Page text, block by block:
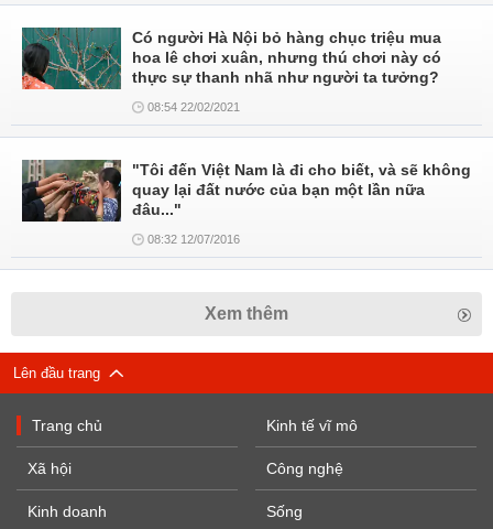
Có người Hà Nội bỏ hàng chục triệu mua
hoa lê chơi xuân, nhưng thú chơi này có
thực sự thanh nhã như người ta tưởng?
08:54 22/02/2021
"Tôi đến Việt Nam là đi cho biết, và sẽ không
quay lại đất nước của bạn một lần nữa
đâu..."
08:32 12/07/2016
Xem thêm
Lên đầu trang
Trang chủ
Xã hội
Kinh doanh
Kinh tế vĩ mô
Công nghệ
Sống